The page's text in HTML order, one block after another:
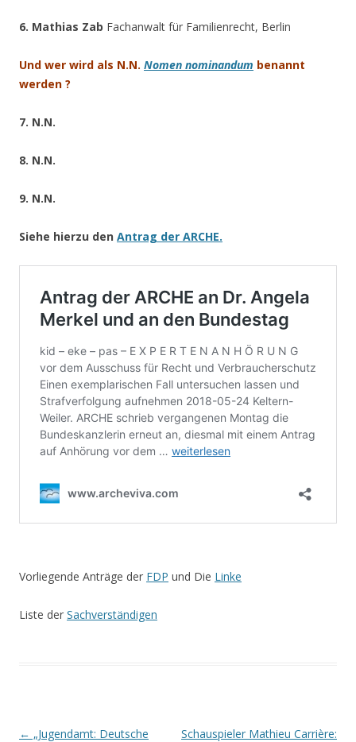
6. Mathias Zab Fachanwalt für Familienrecht, Berlin
Und wer wird als N.N. Nomen nominandum benannt
werden ?
7. N.N.
8. N.N.
9. N.N.
Siehe hierzu den Antrag der ARCHE.
Vorliegende Anträge der FDP und Die Linke
Liste der Sachverständigen
Beitrags-
← „Jugendamt: Deutsche
Schauspieler Mathieu Carrière: